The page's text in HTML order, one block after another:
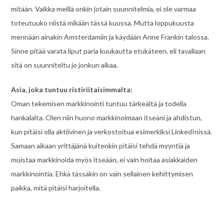
mitään. Vaikka meillä onkin jotain suunnitelmia, ei ole varmaa
toteutuuko niistä mikään tässä kuussa. Mutta loppukuusta
mennään ainakin Amsterdamiin ja käydään Anne Frankin talossa.
Sinne pitää varata liput paria kuukautta etukäteen, eli tavallaan
sitä on suunniteltu jo jonkun aikaa.
Asia, joka tuntuu ristiriitaisimmalta:
Oman tekemisen markkinointi tuntuu tärkeältä ja todella
hankalalta. Olen niin huono markkinoimaan itseäni ja ahdistun,
kun pitäisi olla aktiivinen ja verkostoitua esimerkiksi LinkedInissä.
Samaan aikaan yrittäjänä kuitenkin pitäisi tehdä myyntiä ja
muistaa markkinoida myös itseään, ei vain hoitaa asiakkaiden
markkinointia. Ehkä tässäkin on vain sellainen kehittymisen
paikka, mitä pitäisi harjoitella.